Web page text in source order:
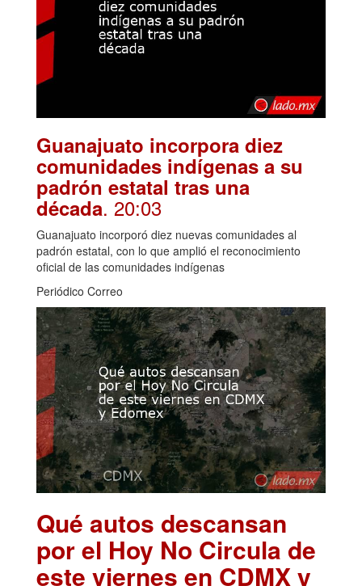
Guanajuato incorpora diez
comunidades indígenas a su
padrón estatal tras una
década. 20:03
Guanajuato incorporó diez nuevas comunidades al
padrón estatal, con lo que amplió el reconocimiento
oficial de las comunidades indígenas
Periódico Correo
Qué autos descansan
por el Hoy No Circula de
este viernes en CDMX y